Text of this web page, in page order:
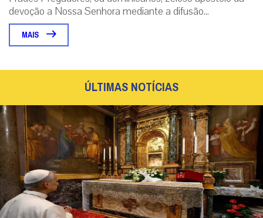
Conforme determina a Instrução Geral do Missal
Romano no n.º 117, em qualquer Missa devem estar
acesas, no mínimo, duas velas. Redação ...
São Domingos de Gusmão
São Domingos de Gusmão, Fundador da Ordem dos
Frades Pregadores, ou dominicanos, zeloso apóstolo da
devoção a Nossa Senhora mediante a difusão...
MAIS